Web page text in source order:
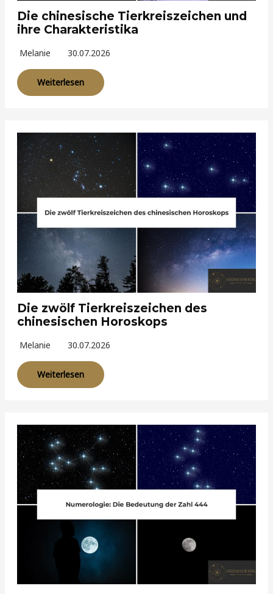
Die chinesische Tierkreiszeichen und
ihre Charakteristika
Melanie 30.07.2026
Weiterlesen
Die zwölf Tierkreiszeichen des
chinesischen Horoskops
Melanie 30.07.2026
Weiterlesen